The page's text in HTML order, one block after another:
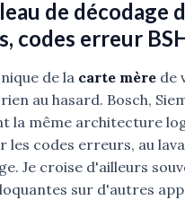
de décodage
codes erreur
de la carte mère de
au hasard. Bosch,
la même architecture
les codes erreurs, au
Je croise d'ailleurs
sur d'autres